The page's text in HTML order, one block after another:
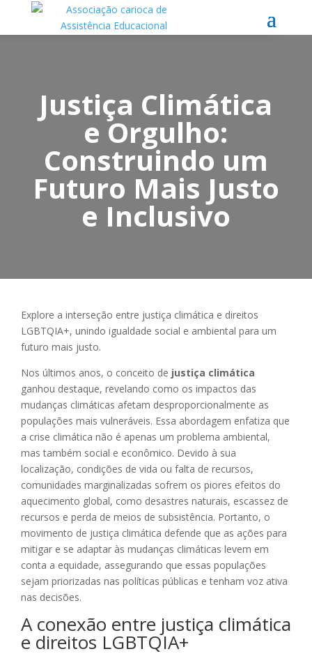
Justiça Climática
e Orgulho:
Construindo um
Futuro Mais Justo
e Inclusivo
Explore a interseção entre justiça climática e direitos
LGBTQIA+, unindo igualdade social e ambiental para um
futuro mais justo.
Nos últimos anos, o conceito de justiça climática
ganhou destaque, revelando como os impactos das
mudanças climáticas afetam desproporcionalmente as
populações mais vulneráveis. Essa abordagem enfatiza que
a crise climática não é apenas um problema ambiental,
mas também social e econômico. Devido à sua
localização, condições de vida ou falta de recursos,
comunidades marginalizadas sofrem os piores efeitos do
aquecimento global, como desastres naturais, escassez de
recursos e perda de meios de subsistência. Portanto, o
movimento de justiça climática defende que as ações para
mitigar e se adaptar às mudanças climáticas levem em
conta a equidade, assegurando que essas populações
sejam priorizadas nas políticas públicas e tenham voz ativa
nas decisões.
A conexão entre justiça climática
e direitos LGBTQIA+